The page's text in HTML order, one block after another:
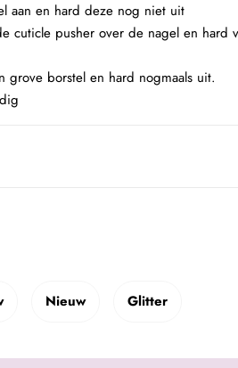
aan en hard deze nog niet uit
cuticle pusher over de nagel en hard
borstel en hard nogmaals uit.
Nieuw Glitter